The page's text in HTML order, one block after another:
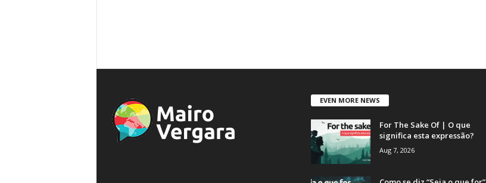
EVEN MORE NEWS
For The Sake Of | O que
significa esta expressão?
Aug 7, 2026